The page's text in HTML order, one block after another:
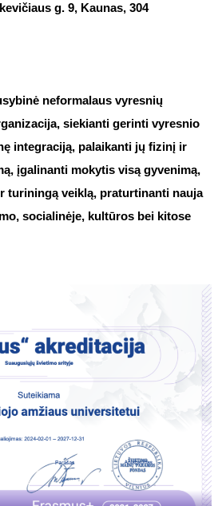
neformalaus vyresnių
siekianti gerinti vyresnio
integraciją, palaikanti jų fizinį ir
įgalinanti mokytis visą gyvenimą,
turiningą veiklą, praturtinanti nauja
socialinėje, kultūros bei kitose
g. 9, Kaunas, 304